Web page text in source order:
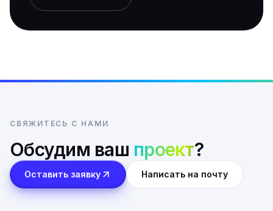
СВЯЖИТЕСЬ С НАМИ
Обсудим ваш проект?
Оставить заявку Написать на почту